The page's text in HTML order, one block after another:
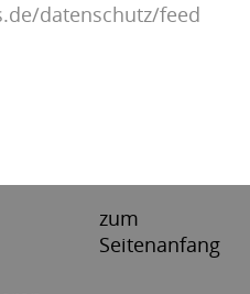
datenschutz/feed
zum
Seitenanfang